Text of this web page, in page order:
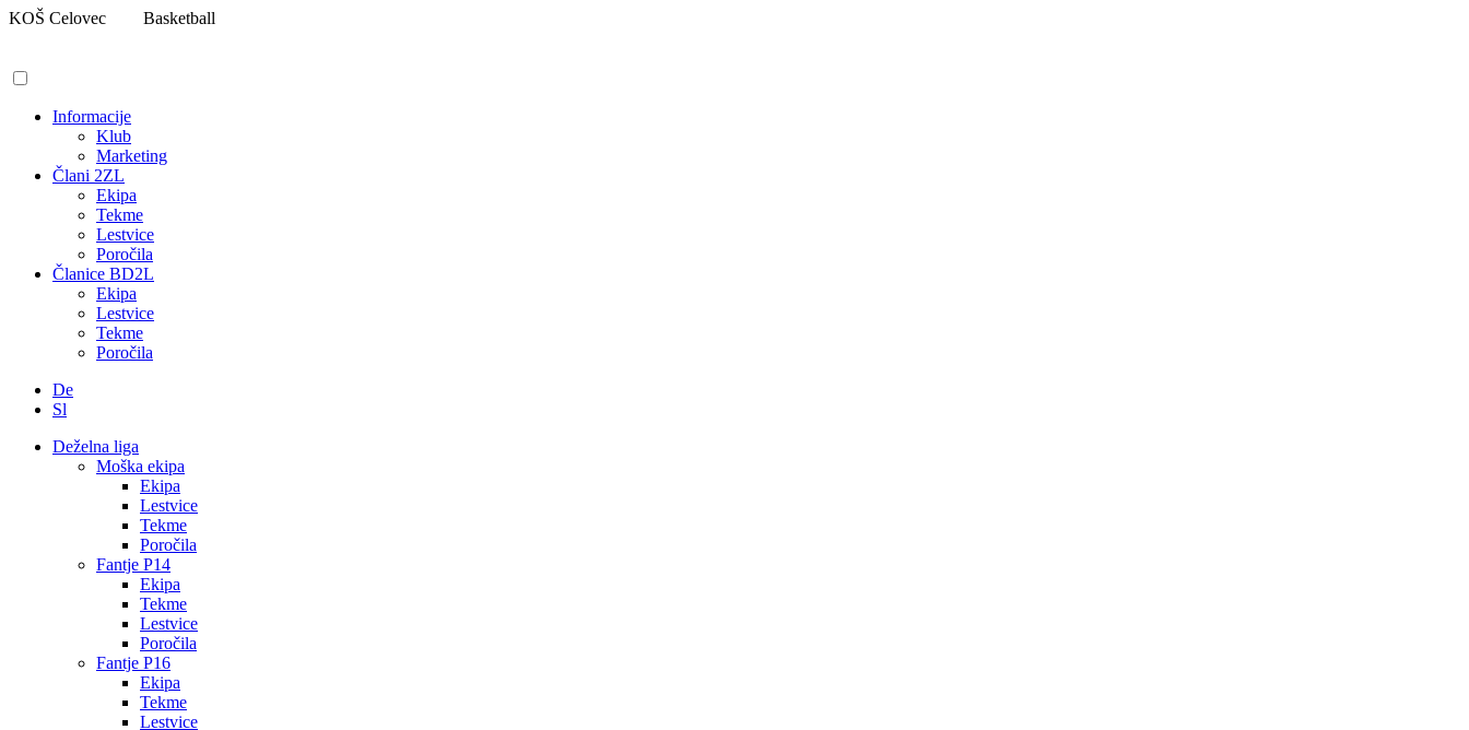
Pojdi
KOŠ Celovec Basketball
Informacije
Klub
Marketing
Člani 2ZL
Ekipa
Tekme
Lestvice
Poročila
Članice BD2L
Ekipa
Lestvice
Tekme
Poročila
De
Sl
Deželna liga
Moška ekipa
Ekipa
Lestvice
Tekme
Poročila
Fantje P14
Ekipa
Tekme
Lestvice
Poročila
Fantje P16
Ekipa
Tekme
Lestvice